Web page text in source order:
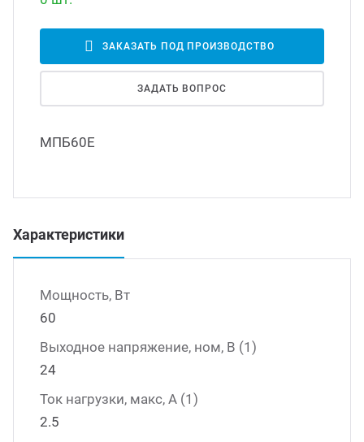
модули питания
DC преобразователи
AC инверторы
преобразователи
ЗАКАЗАТЬ ПОД ПРОИЗВОДСТВО
ЗАДАТЬ ВОПРОС
МПБ60Е
Характеристики
Мощность, Вт
60
Выходное напряжение, ном, В (1)
24
Ток нагрузки, макс, А (1)
2.5